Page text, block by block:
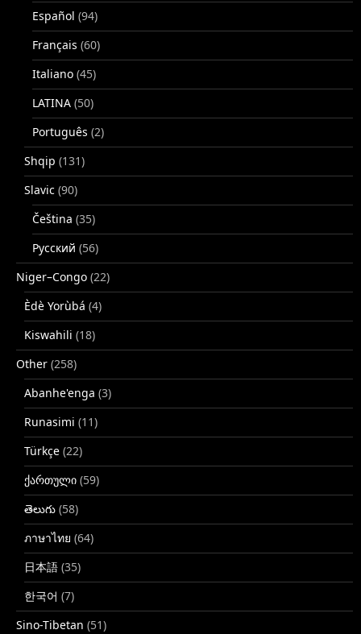
Español (94)
Français (60)
Italiano (45)
LATINA (50)
Português (2)
Shqip (131)
Slavic (90)
Čeština (35)
Русский (56)
Niger–Congo (22)
Èdè Yorùbá (4)
Kiswahili (18)
Other (258)
Abanhe'enga (3)
Runasimi (11)
Türkçe (22)
ქართული (59)
తెలుగు (58)
ภาษาไทย (64)
日本語 (35)
한국어 (7)
Sino-Tibetan (51)